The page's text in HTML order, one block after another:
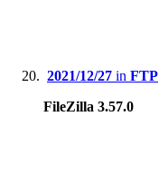
2021/12/27 in FTP
FileZilla 3.57.0